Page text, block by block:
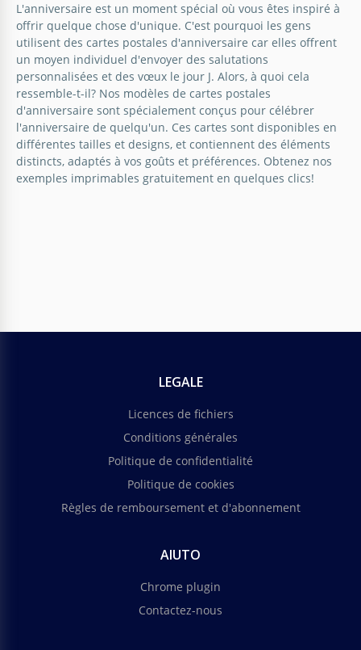
Avez-vous besoin de souhaiter de manière créative
un joyeux anniversaire à un être cher ? Ensuite,
nous vous suggérons d'utiliser le modèle de carte
d'anniversaire unique BDay de TheGoodocs.
Google Slides
Carte d'anniversaire lumineuse
Avez-vous besoin d'une carte d'anniversaire
authentique pour un être cher ? Utilisez alors notre
modèle gratuit de carte postale joyeux anniversaire
L'anniversaire est un moment spécial où vous êtes inspiré à
offrir quelque chose d'unique. C'est pourquoi les gens
utilisent des cartes postales d'anniversaire car elles offrent
un moyen individuel d'envoyer des salutations
personnalisées et des vœux le jour J. Alors, à quoi cela
ressemble-t-il? Nos modèles de cartes postales
d'anniversaire sont spécialement conçus pour célébrer
l'anniversaire de quelqu'un. Ces cartes sont disponibles en
différentes tailles et designs, et contiennent des éléments
distincts, adaptés à vos goûts et préférences. Obtenez nos
exemples imprimables gratuitement en quelques clics!
LEGALE
Licences de fichiers
Conditions générales
Politique de confidentialité
Politique de cookies
Règles de remboursement et d'abonnement
AIUTO
Chrome plugin
Contactez-nous